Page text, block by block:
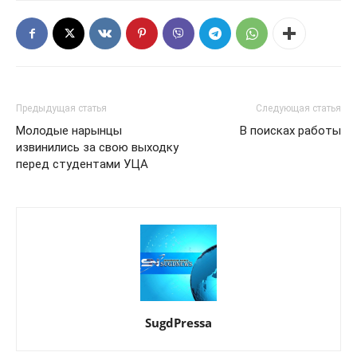
Предыдущая статья
Молодые нарынцы
извинились за свою выходку
перед студентами УЦА
Следующая статья
В поисках работы
SugdPressa